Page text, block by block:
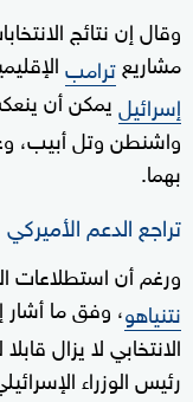
وقال إن نتائج
مشاريعترامب
إسرائيليمكن أن
واشنطن وتل أبيب،
بهما.
تراجع الدعم الأميركي
ورغم أن استطلاعات
نتنياهو، وفق ما
الانتخابي لا يزال
رئيس الوزراء